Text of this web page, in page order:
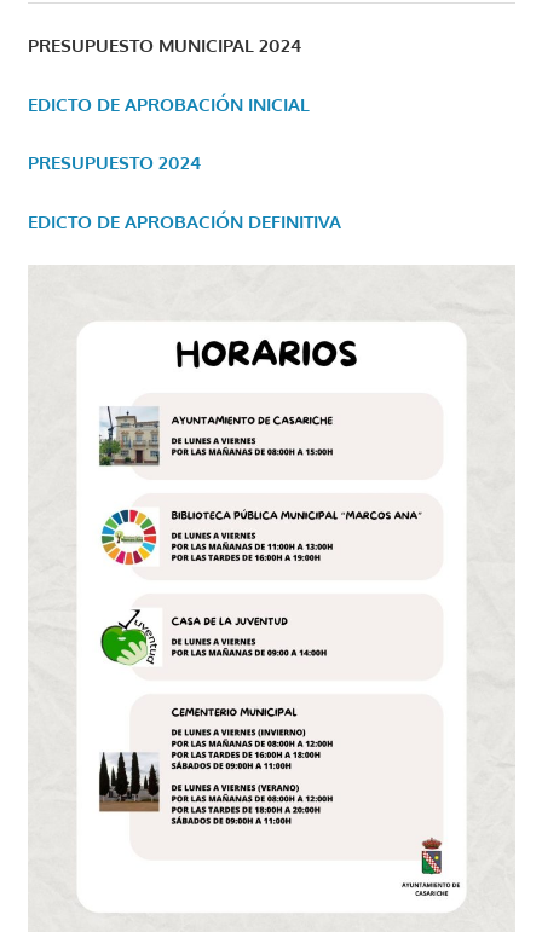
PRESUPUESTO MUNICIPAL 2024
EDICTO DE APROBACIÓN INICIAL
PRESUPUESTO 2024
EDICTO DE APROBACIÓN DEFINITIVA